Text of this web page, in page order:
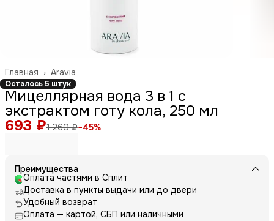
Aravia
Главная ›
Осталось 5 штук
Мицеллярная вода 3 в 1 с
экстрактом готу кола, 250 мл
693 ₽1 260 ₽−45%
Преимущества
Оплата частями в Сплит
Доставка в пункты выдачи или до двери
Удобный возврат
Оплата — картой, СБП или наличными